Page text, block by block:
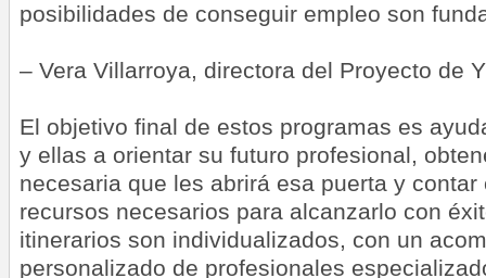
posibilidades de conseguir empleo son
– Vera Villarroya, directora del Proyecto de
El objetivo final de estos programas es
y ellas a orientar su futuro profesional,
necesaria que les abrirá esa puerta y
recursos necesarios para alcanzarlo con
itinerarios son individualizados, con un
personalizado de profesionales